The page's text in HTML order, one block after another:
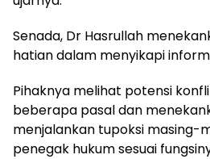
Senada, Dr Hasrullah
hatian dalam menyikapi
Pihaknya melihat potensi
beberapa pasal dan
menjalankan tupoksi masing-
penegak hukum sesuai